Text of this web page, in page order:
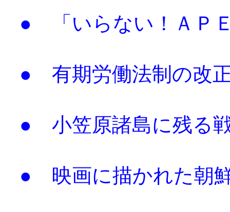
● 「いらない！ＡＰ
● 有期労働法制の改
● 小笠原諸島に残る
● 映画に描かれた朝